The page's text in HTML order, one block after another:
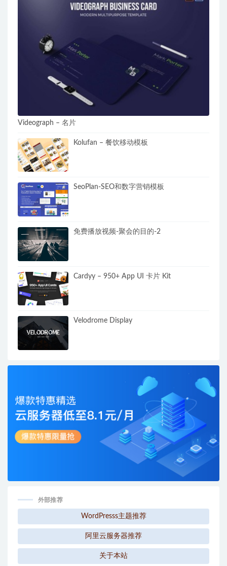
Videograph – 名片
Kolufan – 餐饮移动模板
SeoPlan-SEO和数字营销模板
免费播放视频-聚会的目的-2
Cardyy – 950+ App UI 卡片 Kit
Velodrome Display
外部推荐
WordPresss主题推荐
阿里云服务器推荐
关于本站